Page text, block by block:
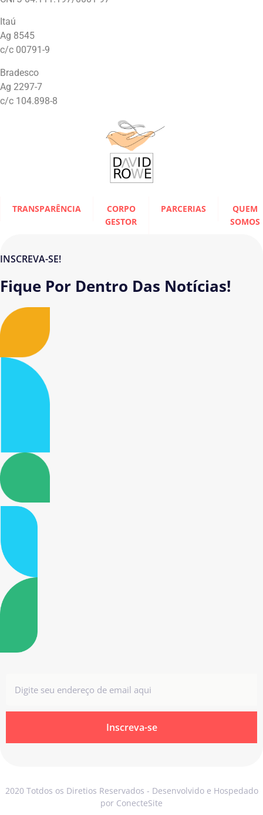
Itaú
Ag 8545
c/c 00791-9
Bradesco
Ag 2297-7
c/c 104.898-8
TRANSPARÊNCIA
CORPO
GESTOR
PARCERIAS
QUEM
SOMOS
INSCREVA-SE!
Fique Por Dentro Das Notícias!
Inscreva-se
2020 Totdos os Diretios Reservados - Desenvolvido e Hospedado
por ConecteSite